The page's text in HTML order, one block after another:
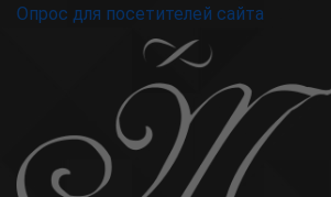
Опрос для посетителей сайта